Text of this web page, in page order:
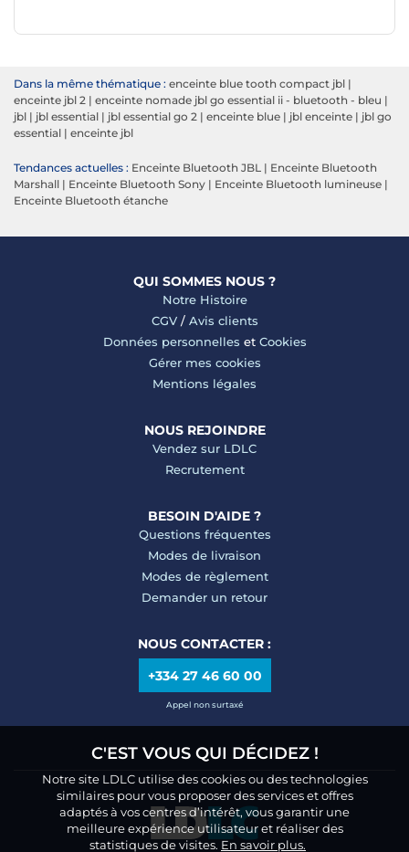
Dans la même thématique : enceinte blue tooth compact jbl |
enceinte jbl 2 | enceinte nomade jbl go essential ii - bluetooth - bleu |
jbl | jbl essential | jbl essential go 2 | enceinte blue | jbl enceinte | jbl go
essential | enceinte jbl
Tendances actuelles : Enceinte Bluetooth JBL | Enceinte Bluetooth
Marshall | Enceinte Bluetooth Sony | Enceinte Bluetooth lumineuse |
Enceinte Bluetooth étanche
QUI SOMMES NOUS ?
Notre Histoire
CGV/ Avis clients
Données personnelles et Cookies
Gérer mes cookies
Mentions légales
NOUS REJOINDRE
Vendez sur LDLC
Recrutement
BESOIN D'AIDE ?
Questions fréquentes
Modes de livraison
Modes de règlement
Demander un retour
NOUS CONTACTER :
+334 27 46 60 00
Appel non surtaxé
C'EST VOUS QUI DÉCIDEZ !
Notre site LDLC utilise des cookies ou des technologies
similaires pour vous proposer des services et offres
adaptés à vos centres d’intérêt, vous garantir une
meilleure expérience utilisateur et réaliser des
statistiques de visites. En savoir plus.